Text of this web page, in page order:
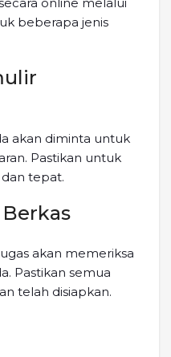
beberapa jenis
akan diminta untuk
Pastikan untuk
tepat.
akan memeriksa
Pastikan semua
telah disiapkan.